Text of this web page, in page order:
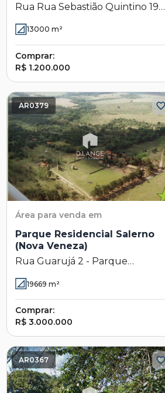
Rua Rua Sebastião Quintino 192
13000 m²
Comprar:
R$ 1.200.000
AR0379
Área para venda em
Parque Residencial Salerno
(Nova Veneza)
Rua Guarujá 2 - Parque
Residencial Salerno (Nova
Veneza) - Sumaré - SP
19669 m²
Comprar:
R$ 3.000.000
AR0367